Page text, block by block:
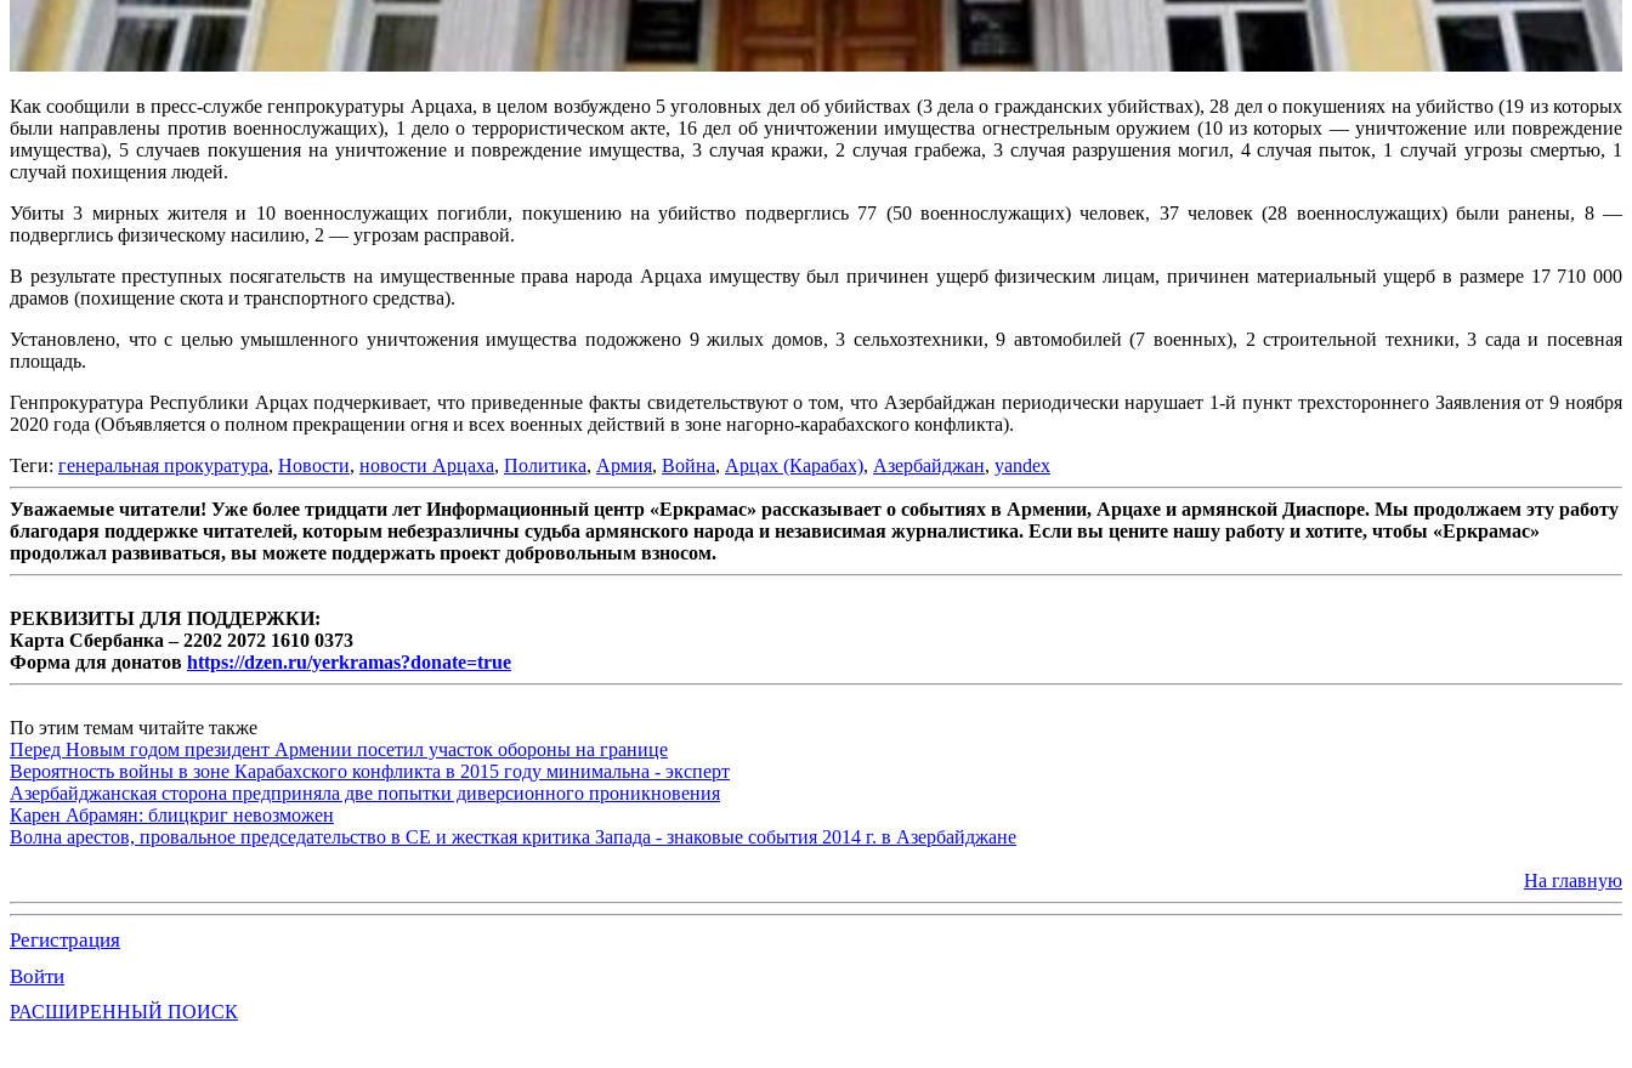
Как сообщили в пресс-службе генпрокуратуры Арцаха, в целом возбуждено 5 уголовных дел об убийствах (3 дела о гражданских убийствах), 28 дел о покушениях на убийство (19 из которых
были направлены против военнослужащих), 1 дело о террористическом акте, 16 дел об уничтожении имущества огнестрельным оружием (10 из которых — уничтожение или повреждение
имущества), 5 случаев покушения на уничтожение и повреждение имущества, 3 случая кражи, 2 случая грабежа, 3 случая разрушения могил, 4 случая пыток, 1 случай угрозы смертью, 1
случай похищения людей.
Убиты 3 мирных жителя и 10 военнослужащих погибли, покушению на убийство подверглись 77 (50 военнослужащих) человек, 37 человек (28 военнослужащих) были ранены, 8 —
подверглись физическому насилию, 2 — угрозам расправой.
В результате преступных посягательств на имущественные права народа Арцаха имуществу был причинен ущерб физическим лицам, причинен материальный ущерб в размере 17 710 000
драмов (похищение скота и транспортного средства).
Установлено, что с целью умышленного уничтожения имущества подожжено 9 жилых домов, 3 сельхозтехники, 9 автомобилей (7 военных), 2 строительной техники, 3 сада и посевная
площадь.
Генпрокуратура Республики Арцах подчеркивает, что приведенные факты свидетельствуют о том, что Азербайджан периодически нарушает 1-й пункт трехстороннего Заявления от 9 ноября
2020 года (Объявляется о полном прекращении огня и всех военных действий в зоне нагорно-карабахского конфликта).
Теги: генеральная прокуратура, Новости, новости Арцаха, Политика, Армия, Война, Арцах (Карабах), Азербайджан, yandex
Уважаемые читатели! Уже более тридцати лет Информационный центр «Еркрамас» рассказывает о событиях в Армении, Арцахе и армянской Диаспоре. Мы продолжаем эту работу
благодаря поддержке читателей, которым небезразличны судьба армянского народа и независимая журналистика. Если вы цените нашу работу и хотите, чтобы «Еркрамас»
продолжал развиваться, вы можете поддержать проект добровольным взносом.
РЕКВИЗИТЫ ДЛЯ ПОДДЕРЖКИ:
Карта Сбербанка – 2202 2072 1610 0373
Форма для донатов https://dzen.ru/yerkramas?donate=true
По этим темам читайте также
Перед Новым годом президент Армении посетил участок обороны на границе
Вероятность войны в зоне Карабахского конфликта в 2015 году минимальна - эксперт
Азербайджанская сторона предприняла две попытки диверсионного проникновения
Карен Абрамян: блицкриг невозможен
Волна арестов, провальное председательство в СЕ и жесткая критика Запада - знаковые события 2014 г. в Азербайджане
На главную
Регистрация
Войти
РАСШИРЕННЫЙ ПОИСК